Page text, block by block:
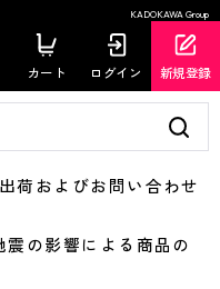
KADOKAWA Group
カート ログイン 新規登録
およびお問い合わせ
の影響による商品の